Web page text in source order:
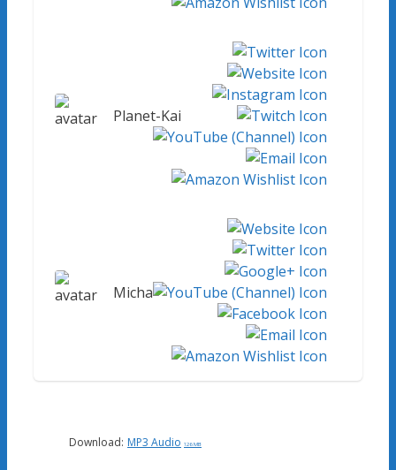
Planet-Kai
Micha
Download: MP3 Audio 126 MB